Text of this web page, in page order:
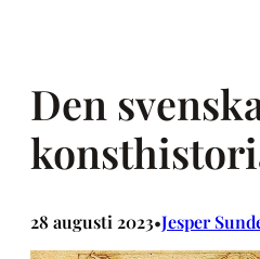
Den
28 augusti 2023•Jesper